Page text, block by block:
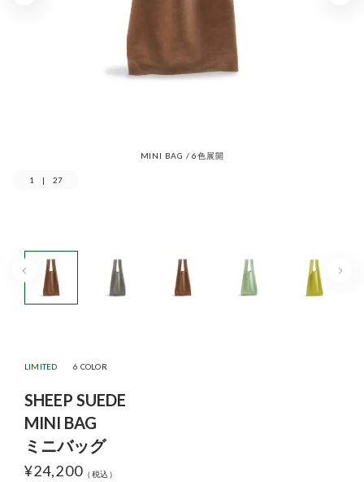
MINI BAG / 6色展開
1 | 27
LIMITED 6 COLOR
SHEEP SUEDE
MINI BAG
ミニバッグ
¥24,200